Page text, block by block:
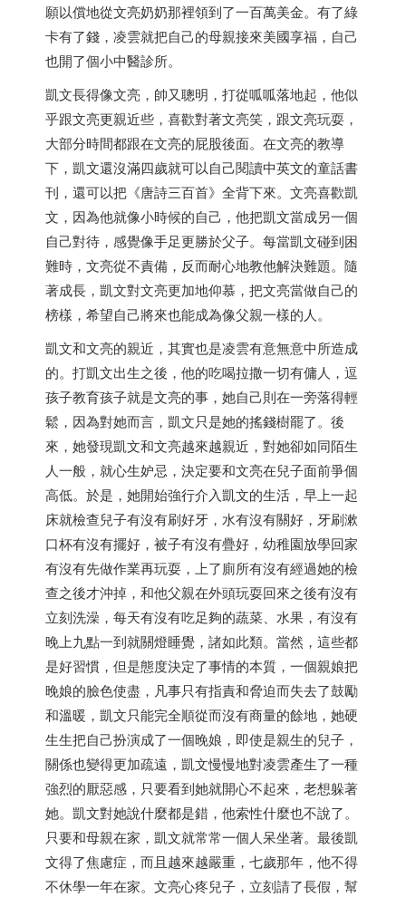
願以償地從文亮奶奶那裡領到了一百萬美金。有了綠
卡有了錢，凌雲就把自己的母親接來美國享福，自己
也開了個小中醫診所。
凱文長得像文亮，帥又聰明，打從呱呱落地起，他似
乎跟文亮更親近些，喜歡對著文亮笑，跟文亮玩耍，
大部分時間都跟在文亮的屁股後面。在文亮的教導
下，凱文還沒滿四歲就可以自己閱讀中英文的童話書
刊，還可以把《唐詩三百首》全背下來。文亮喜歡凱
文，因為他就像小時候的自己，他把凱文當成另一個
自己對待，感覺像手足更勝於父子。每當凱文碰到困
難時，文亮從不責備，反而耐心地教他解決難題。隨
著成長，凱文對文亮更加地仰慕，把文亮當做自己的
榜樣，希望自己將來也能成為像父親一樣的人。
凱文和文亮的親近，其實也是凌雲有意無意中所造成
的。打凱文出生之後，他的吃喝拉撒一切有傭人，逗
孩子教育孩子就是文亮的事，她自己則在一旁落得輕
鬆，因為對她而言，凱文只是她的搖錢樹罷了。後
來，她發現凱文和文亮越來越親近，對她卻如同陌生
人一般，就心生妒忌，決定要和文亮在兒子面前爭個
高低。於是，她開始強行介入凱文的生活，早上一起
床就檢查兒子有沒有刷好牙，水有沒有關好，牙刷漱
口杯有沒有擺好，被子有沒有疊好，幼稚園放學回家
有沒有先做作業再玩耍，上了廁所有沒有經過她的檢
查之後才沖掉，和他父親在外頭玩耍回來之後有沒有
立刻洗澡，每天有沒有吃足夠的蔬菜、水果，有沒有
晚上九點一到就關燈睡覺，諸如此類。當然，這些都
是好習慣，但是態度決定了事情的本質，一個親娘把
晚娘的臉色使盡，凡事只有指責和脅迫而失去了鼓勵
和溫暖，凱文只能完全順從而沒有商量的餘地，她硬
生生把自己扮演成了一個晚娘，即使是親生的兒子，
關係也變得更加疏遠，凱文慢慢地對凌雲產生了一種
強烈的厭惡感，只要看到她就開心不起來，老想躲著
她。凱文對她說什麼都是錯，他索性什麼也不說了。
只要和母親在家，凱文就常常一個人呆坐著。最後凱
文得了焦慮症，而且越來越嚴重，七歲那年，他不得
不休學一年在家。文亮心疼兒子，立刻請了長假，幫